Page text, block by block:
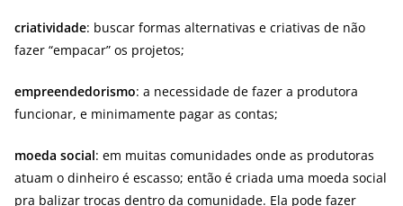
criatividade: buscar formas alternativas e criativas de não
fazer “empacar” os projetos;
empreendedorismo: a necessidade de fazer a produtora
funcionar, e minimamente pagar as contas;
moeda social: em muitas comunidades onde as produtoras
atuam o dinheiro é escasso; então é criada uma moeda social
pra balizar trocas dentro da comunidade. Ela pode fazer